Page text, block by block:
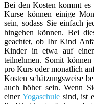
Bei den Kosten kommt
Kurse können einige
sein, sodass Sie einfach
hingehen können. Bei
geachtet, ob Ihr Kind
Kinder in etwa auf
teilnehmen. Somit
pro Kurs oder monatlich
Kosten schätzungsweise
auch höher sein. Wenn
einer Yogaschulesind, ist